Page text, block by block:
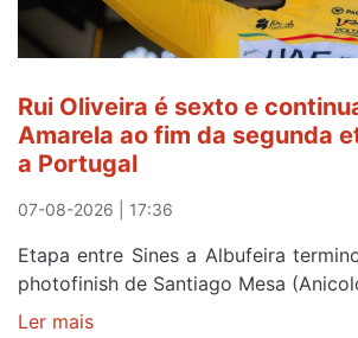
Rui Oliveira é sexto e
Amarela ao fim da segunda
a Portugal
07-08-2026 | 17:36
Etapa entre Sines a Albufeira
photofinish de Santiago Mesa
Ler mais